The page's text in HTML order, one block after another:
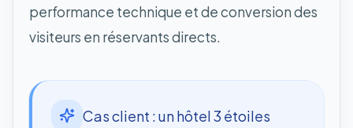
performance technique et de conversion des
visiteurs en réservants directs.
Cas client : un hôtel 3 étoiles